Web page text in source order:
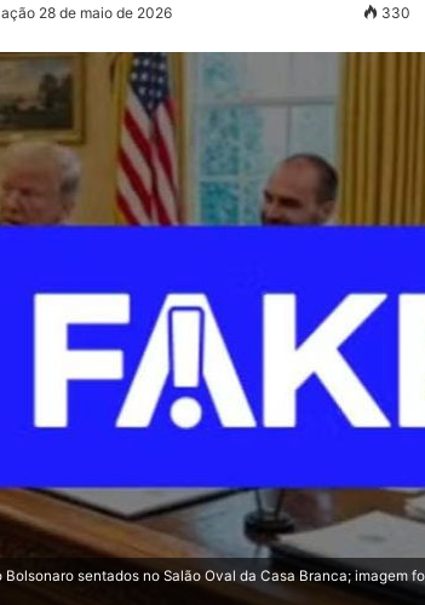
28 de maio de 2026 330
Bolsonaro sentados no Salão Oval da Casa Branca; imagem